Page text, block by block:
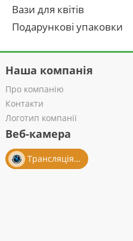
Вази для квітів
Подарункові упаковки
Наша компанія
Про компанію
Контакти
Логотип компанії
Веб-камера
Трансляція із салону